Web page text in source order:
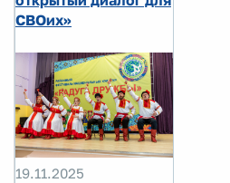
СВОих»
19.11.2025